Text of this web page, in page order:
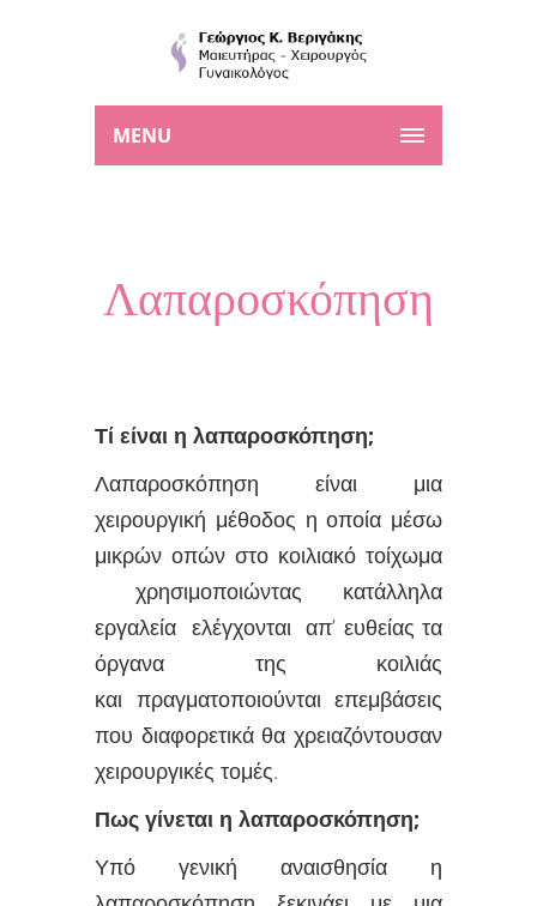
MENU
Λαπαροσκόπηση
Τί είναι η λαπαροσκόπηση;
Λαπαροσκόπηση είναι μια
χειρουργική μέθοδος η οποία μέσω
μικρών οπών στο κοιλιακό τοίχωμα
χρησιμοποιώντας κατάλληλα
εργαλεία ελέγχονται απ’ ευθείας τα
όργανα της κοιλιάς
και πραγματοποιούνται επεμβάσεις
που διαφορετικά θα χρειαζόντουσαν
χειρουργικές τομές.
Πως γίνεται η λαπαροσκόπηση;
Υπό γενική αναισθησία η